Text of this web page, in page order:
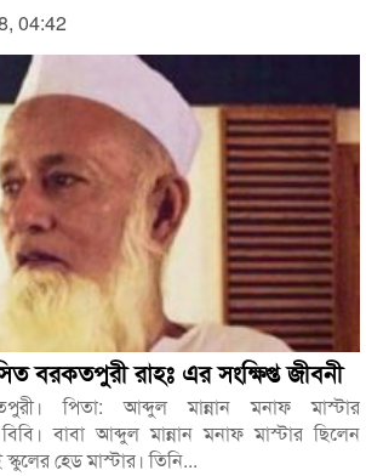
04:42
বরকতপুরী রাহঃ এর সংক্ষিপ্ত জীবনী
পিতা: আব্দুল মান্নান মনাফ মাস্টার
বাবা আব্দুল মান্নান মনাফ মাস্টার ছিলেন
হেড মাস্টার। তিনি...